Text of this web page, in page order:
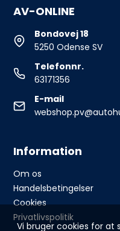
Vi bruger cookies for at
AV-ONLINE
Bondovej 18
5250 Odense SV
Telefonnr.
63171356
E-mail
Information
Om os
Handelsbetingelser
Cookies
Privatlivspolitik